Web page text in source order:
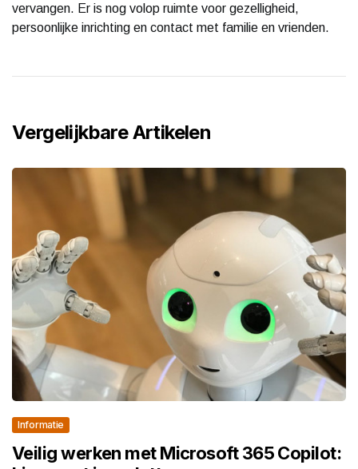
vervangen. Er is nog volop ruimte voor gezelligheid,
persoonlijke inrichting en contact met familie en vrienden.
Vergelijkbare Artikelen
Informatie
Veilig werken met Microsoft 365 Copilot: